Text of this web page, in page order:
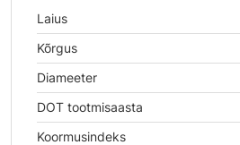
Laius
Kõrgus
Diameeter
DOT tootmisaasta
Koormusindeks